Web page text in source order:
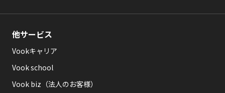
他サービス
Vookキャリア
Vook school
Vook biz（法人のお客様）